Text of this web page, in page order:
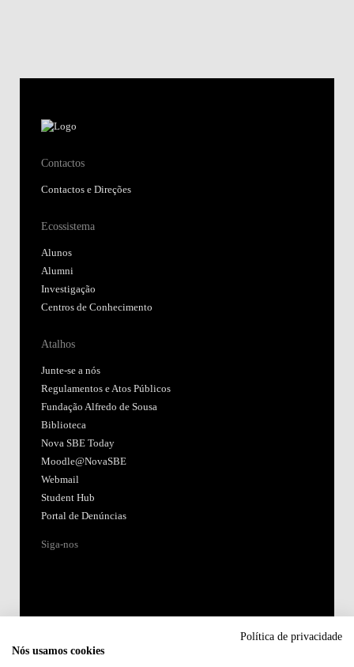
Contactos
Contactos e Direções
Ecossistema
Alunos
Alumni
Investigação
Centros de Conhecimento
Atalhos
Junte-se a nós
Regulamentos e Atos Públicos
Fundação Alfredo de Sousa
Biblioteca
Nova SBE Today
Moodle@NovaSBE
Webmail
Student Hub
Portal de Denúncias
Siga-nos
Política de privacidade
Nós usamos cookies